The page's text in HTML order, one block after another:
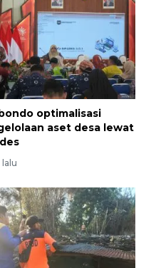
optimalisasi
aset desa lewat